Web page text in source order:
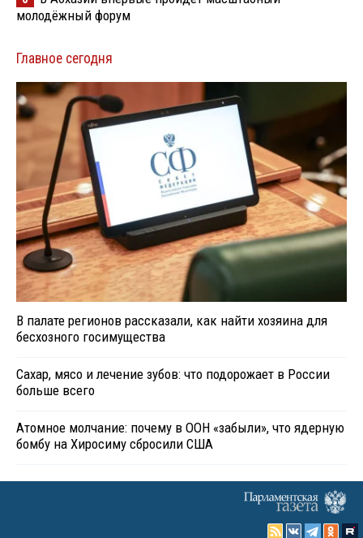
молодёжный форум
Главное сегодня
В палате регионов рассказали, как найти хозяина для
бесхозного госимущества
Сахар, мясо и лечение зубов: что подорожает в России
больше всего
Атомное молчание: почему в ООН «забыли», что ядерную
бомбу на Хиросиму сбросили США